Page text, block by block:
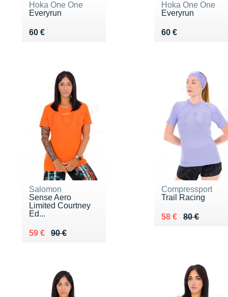
Hoka One One
Everyrun
60 €
Vendu 60 €
Hoka One One
Everyrun
60 €
Vendu 60 €
Salomon
Sense Aero
Limited Courtney
Ed...
90 €
Au lieu de 90 €
59 €
Vendu 59 €
Compressport
Trail Racing
80 €
Au lieu de 80 €
58 €
Vendu 58 €